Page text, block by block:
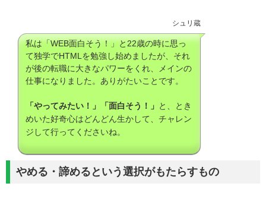
シュリ蔵
私は「WEB面白そう！」と22歳の時に思っ
て独学でHTMLを勉強し始めましたが、それ
が後の転職に大きなパワーをくれ、メインの
仕事になりました。ありがたいことです。
「やってみたい！」「面白そう！」 と、とき
めいた好奇心はどんどん生かして、チャレン
ジして行ってくださいね。
やめる・諦めるという選択がもたらすもの